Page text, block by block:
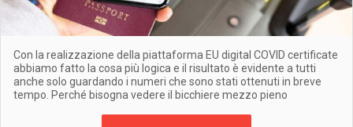
Con la realizzazione della piattaforma EU digital COVID certificate
abbiamo fatto la cosa più logica e il risultato è evidente a tutti
anche solo guardando i numeri che sono stati ottenuti in breve
tempo. Perché bisogna vedere il bicchiere mezzo pieno